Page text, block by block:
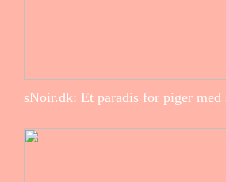
sNoir.dk: Et paradis for piger med